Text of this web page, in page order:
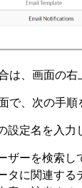
は、画面の右
で、次の手順
設定名を入力
ザーを検索し
タに関連する